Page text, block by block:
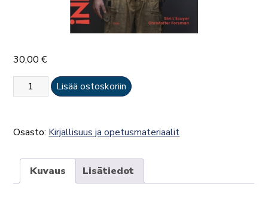
30,00€
Pelastamisiin!
määrä
Lisää ostoskoriin
Osasto: Kirjallisuus ja opetusmateriaalit
Kuvaus Lisätiedot